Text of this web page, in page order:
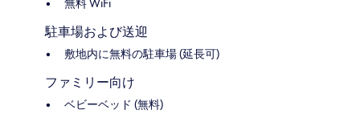
無料 WiFi
駐車場および送迎
敷地内に無料の駐車場 (延長可)
ファミリー向け
ベビーベッド (無料)